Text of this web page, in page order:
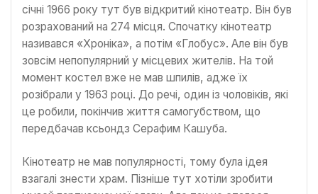
січні 1966 року тут був відкритий кінотеатр. Він був
розрахований на 274 місця. Спочатку кінотеатр
називався «Хроніка», а потім «Глобус». Але він був
зовсім непопулярний у місцевих жителів. На той
момент костел вже не мав шпилів, адже їх
розібрали у 1963 році. До речі, один із чоловіків, які
це робили, покінчив життя самогубством, що
передбачав ксьондз Серафим Кашуба.
Кінотеатр не мав популярності, тому була ідея
взагалі знести храм. Пізніше тут хотіли зробити